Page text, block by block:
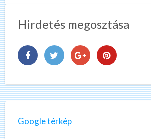
Hirdetés megosztása
Google térkép